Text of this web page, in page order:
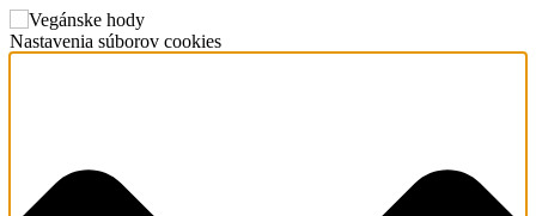
Nastavenia súborov cookies